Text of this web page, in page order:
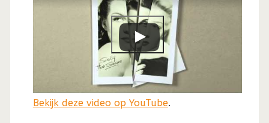
Bekijk deze video op YouTube.